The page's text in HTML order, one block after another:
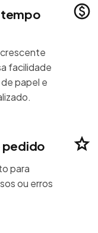
tempo
facilidade
papel e
pedido
para
ou erros